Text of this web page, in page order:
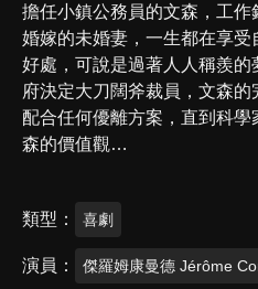
擔任小鎮公務員的文森，工作
婚嫁的未婚妻，一生都在享
好處，可說是過著人人稱羨
府決定大刀闊斧裁員，文森
配合任何優離方案，直到科
森的價值觀…
類型 喜劇
演員 傑羅姆康曼德 Jérôme